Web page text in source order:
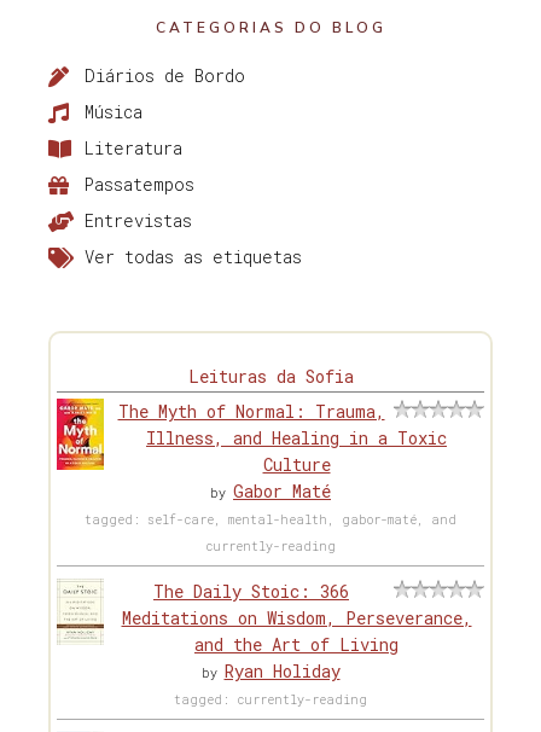
CATEGORIAS DO BLOG
Diários de Bordo
Música
Literatura
Passatempos
Entrevistas
Ver todas as etiquetas
Leituras da Sofia
The Myth of Normal: Trauma,
Illness, and Healing in a Toxic
Culture
by Gabor Maté
tagged: self-care, mental-health, gabor-maté, and
currently-reading
The Daily Stoic: 366
Meditations on Wisdom, Perseverance,
and the Art of Living
by Ryan Holiday
tagged: currently-reading